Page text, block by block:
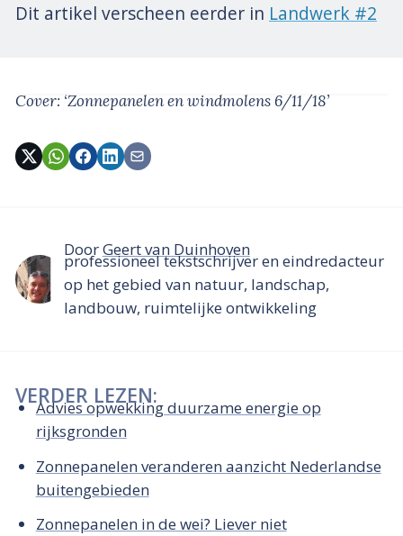
Dit artikel verscheen eerder in Landwerk #2
Cover: ‘Zonnepanelen en windmolens 6/11/18’
DoorGeert van Duinhoven
professioneel tekstschrijver en eindredacteur
op het gebied van natuur, landschap,
landbouw, ruimtelijke ontwikkeling
VERDER LEZEN:
Advies opwekking duurzame energie op
rijksgronden
Zonnepanelen veranderen aanzicht Nederlandse
buitengebieden
Zonnepanelen in de wei? Liever niet